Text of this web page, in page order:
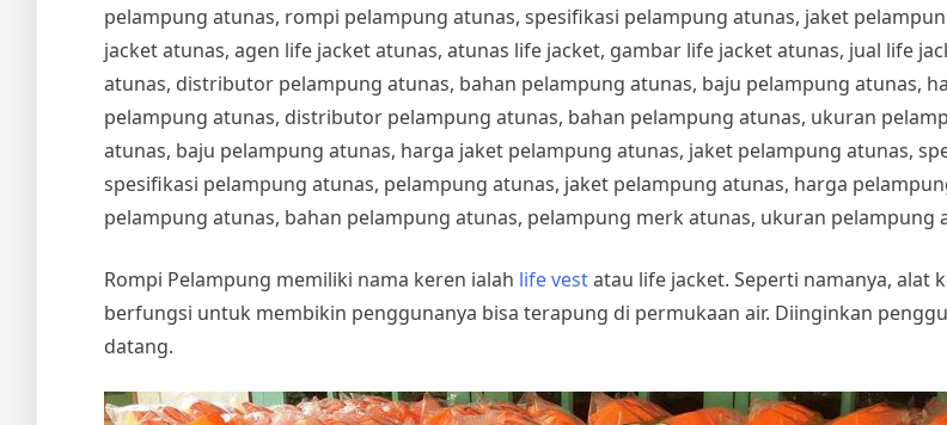
pelampung atunas, rompi pelampung atunas, spesifikasi pelampung atunas, jaket
jacket atunas, agen life jacket atunas, atunas life jacket, gambar life jacket atunas, jual life
atunas, distributor pelampung atunas, bahan pelampung atunas, baju pelampung atunas,
pelampung atunas, distributor pelampung atunas, bahan pelampung atunas, ukuran
atunas, baju pelampung atunas, harga jaket pelampung atunas, jaket pelampung atunas,
spesifikasi pelampung atunas, pelampung atunas, jaket pelampung atunas, harga
pelampung atunas, bahan pelampung atunas, pelampung merk atunas, ukuran pelampung
Rompi Pelampung memiliki nama keren ialah life vestatau life jacket. Seperti namanya, alat
berfungsi untuk membikin penggunanya bisa terapung di permukaan air. Diinginkan
datang.